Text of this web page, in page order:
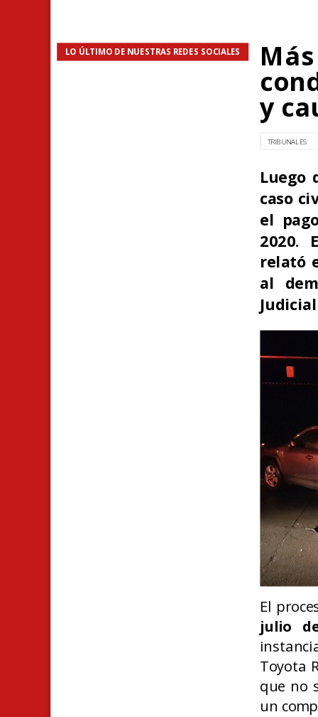
LO ÚLTIMO DE NUESTRAS REDES SOCIALES
y
TRIBUNALES
Luego
caso
el
2020.
relató
al
El
julio
Toyota
que no
un